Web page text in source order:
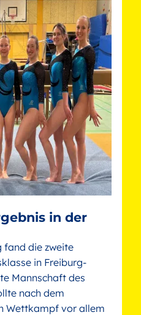
in der
fand die zweite
in Freiburg-
Mannschaft des
nach dem
Wettkampf vor allem